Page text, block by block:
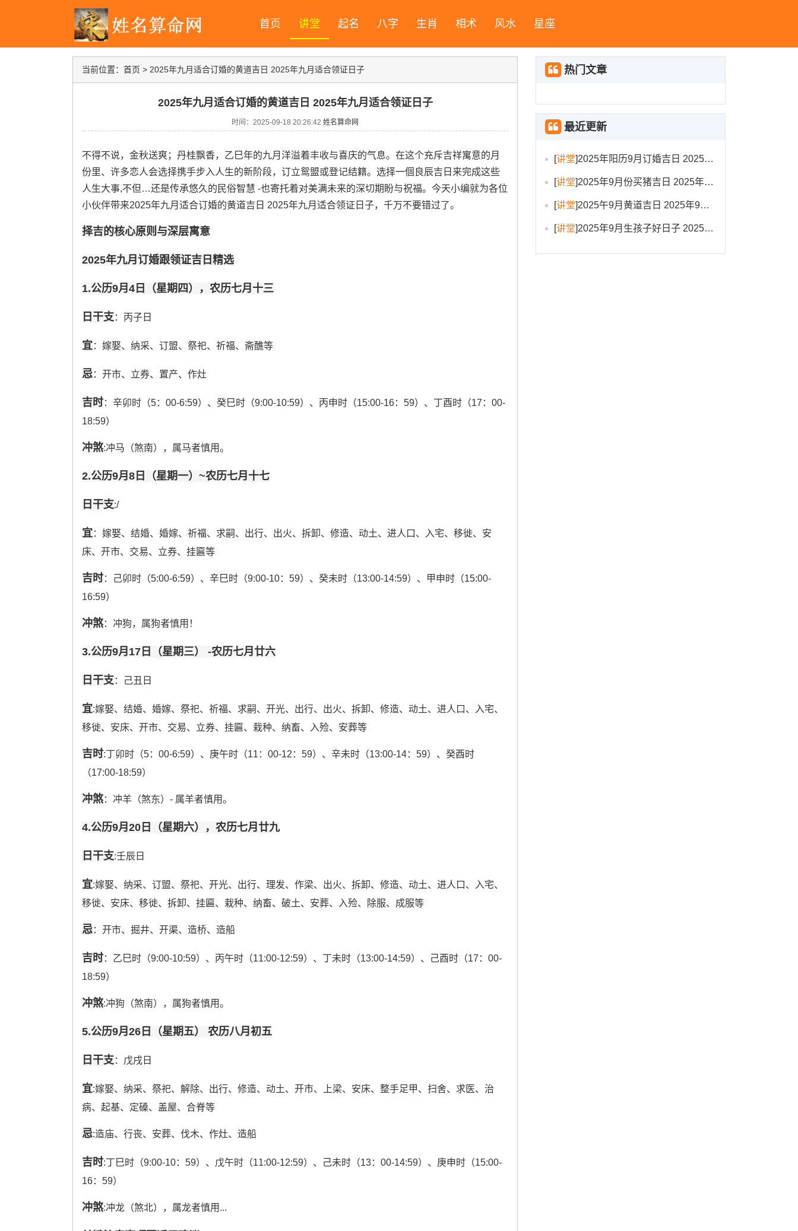
首页 讲堂 起名 八字 生肖 相术 风水 星座
当前位置： 首页 > 2025年九月适合订婚的黄道吉日 2025年九月适合领证日子
2025年九月适合订婚的黄道吉日 2025年九月适合领证日子
时间：2025-09-18 20:26:42 姓名算命网
不得不说，金秋送爽；丹桂飘香，乙巳年的九月洋溢着丰收与喜庆的气息。在这个充斥吉祥寓意的月
份里、许多恋人会选择携手步入人生的新阶段，订立鸳盟或登记结籍。选择一個良辰吉日来完成这些
人生大事,不但…还是传承悠久的民俗智慧 -也寄托着对美满未来的深切期盼与祝福。今天小编就为各位
小伙伴带来2025年九月适合订婚的黄道吉日 2025年九月适合领证日子，千万不要错过了。
择吉的核心原则与深层寓意
2025年九月订婚跟领证吉日精选
1.公历9月4日（星期四），农历七月十三
日干支：丙子日
宜：嫁娶、纳采、订盟、祭祀、祈福、斋醮等
忌：开市、立券、置产、作灶
吉时：辛卯时（5：00-6:59）、癸巳时（9:00-10:59）、丙申时（15:00-16：59）、丁酉时（17：00-
18:59）
冲煞:冲马（煞南），属马者慎用。
2.公历9月8日（星期一）~农历七月十七
日干支:/
宜：嫁娶、结婚、婚嫁、祈福、求嗣、出行、出火、拆卸、修造、动土、进人口、入宅、移徙、安
床、开市、交易、立券、挂匾等
吉时：己卯时（5:00-6:59）、辛巳时（9:00-10：59）、癸未时（13:00-14:59）、甲申时（15:00-
16:59）
冲煞：冲狗，属狗者慎用！
3.公历9月17日（星期三） -农历七月廿六
日干支：己丑日
宜:嫁娶、结婚、婚嫁、祭祀、祈福、求嗣、开光、出行、出火、拆卸、修造、动土、进人口、入宅、
移徙、安床、开市、交易、立券、挂匾、栽种、纳畜、入殓、安葬等
吉时:丁卯时（5：00-6:59）、庚午时（11：00-12：59）、辛未时（13:00-14：59）、癸酉时
（17:00-18:59）
冲煞：冲羊（煞东）- 属羊者慎用。
4.公历9月20日（星期六），农历七月廿九
日干支:壬辰日
宜:嫁娶、纳采、订盟、祭祀、开光、出行、理发、作梁、出火、拆卸、修造、动土、进人口、入宅、
移徙、安床、移徙、拆卸、挂匾、栽种、纳畜、破土、安葬、入殓、除服、成服等
忌：开市、掘井、开渠、造桥、造船
吉时：乙巳时（9:00-10:59）、丙午时（11:00-12:59）、丁未时（13:00-14:59）、己酉时（17：00-
18:59）
冲煞:冲狗（煞南），属狗者慎用。
5.公历9月26日（星期五） 农历八月初五
日干支：戊戌日
宜:嫁娶、纳采、祭祀、解除、出行、修造、动土、开市、上梁、安床、整手足甲、扫舍、求医、治
病、起基、定磉、盖屋、合脊等
忌:造庙、行丧、安葬、伐木、作灶、造船
吉时:丁巳时（9:00-10：59）、戊午时（11:00-12:59）、己未时（13：00-14:59）、庚申时（15:00-
16：59）
冲煞:冲龙（煞北），属龙者慎用...
热门文章
最近更新
[讲堂]2025年阳历9月订婚吉日 2025年9月订婚吉日有哪几天
[讲堂]2025年9月份买猪吉日 2025年9月买猪进圈吉日
[讲堂]2025午9月黄道吉日 2025年9月黄道吉日一览表大全
[讲堂]2025年9月生孩子好日子 2025年9月哪天生孩子比较好